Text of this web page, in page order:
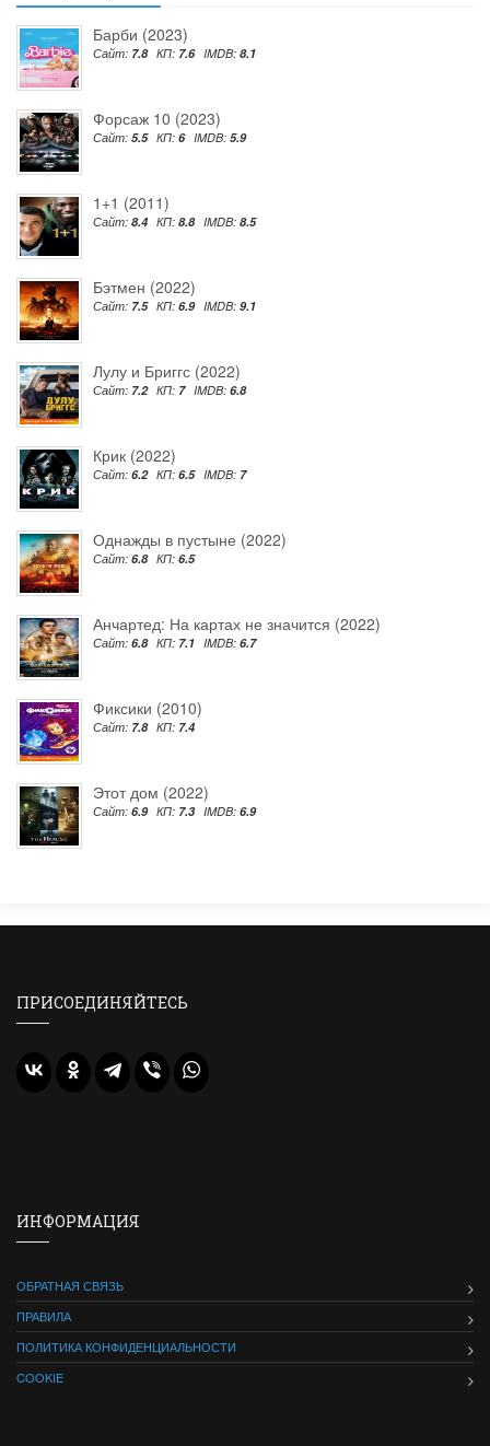
Барби (2023)
Сайт: 7.8 КП: 7.6 IMDB: 8.1
Форсаж 10 (2023)
Сайт: 5.5 КП: 6 IMDB: 5.9
1+1 (2011)
Сайт: 8.4 КП: 8.8 IMDB: 8.5
Бэтмен (2022)
Сайт: 7.5 КП: 6.9 IMDB: 9.1
Лулу и Бриггс (2022)
Сайт: 7.2 КП: 7 IMDB: 6.8
Крик (2022)
Сайт: 6.2 КП: 6.5 IMDB: 7
Однажды в пустыне (2022)
Сайт: 6.8 КП: 6.5
Анчартед: На картах не значится (2022)
Сайт: 6.8 КП: 7.1 IMDB: 6.7
Фиксики (2010)
Сайт: 7.8 КП: 7.4
Этот дом (2022)
Сайт: 6.9 КП: 7.3 IMDB: 6.9
ПРИСОЕДИНЯЙТЕСЬ
ИНФОРМАЦИЯ
ОБРАТНАЯ СВЯЗЬ
ПРАВИЛА
ПОЛИТИКА КОНФИДЕНЦИАЛЬНОСТИ
COOKIE